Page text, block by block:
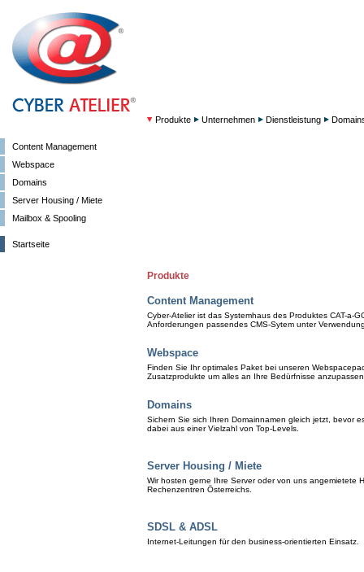
Content Management
Webspace
Domains
Server Housing / Miete
Mailbox & Spooling
Startseite
Produkte Unternehmen Dienstleistung
Produkte
Content Management
Cyber-Atelier ist das Systemhaus des Produktes CAT-a-
Anforderungen passendes CMS-Sytem unter
Webspace
Finden Sie Ihr optimales Paket bei unseren
Zusatzprodukte um alles an Ihre Bedürfnisse anzupassen
Domains
Sichern Sie sich Ihren Domainnamen gleich jetzt, bevor
dabei aus einer Vielzahl von Top-Levels.
Server Housing / Miete
Wir hosten gerne Ihre Server oder von uns angemietete
Rechenzentren Österreichs.
SDSL & ADSL
Internet-Leitungen für den business-orientierten Einsatz.